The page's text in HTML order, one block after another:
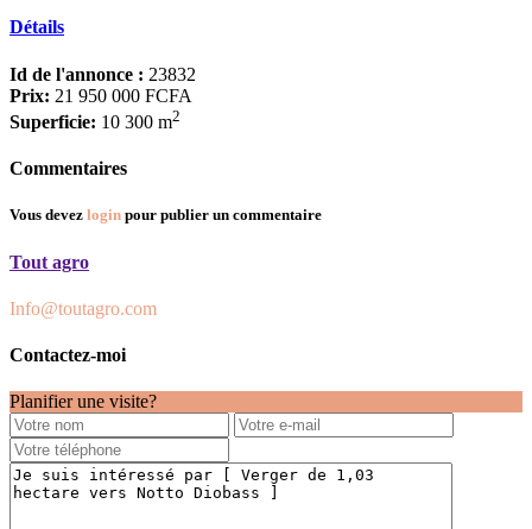
Détails
Id de l'annonce : 23832
Prix: 21 950 000 FCFA
Superficie: 10 300 m2
Commentaires
Vous devez login pour publier un commentaire
Tout agro
Info@toutagro.com
Contactez-moi
Planifier une visite?